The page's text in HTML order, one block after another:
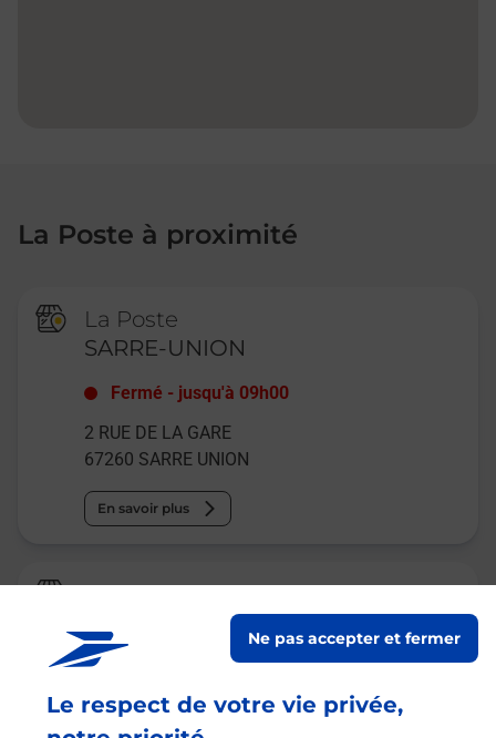
Le respect de votre vie privée,
Ne pas accepter et fermer
La Poste à proximité
La Poste
SARRE-UNION
Fermé - jusqu'à 09h00
2 RUE DE LA GARE
67260 SARRE UNION
En savoir plus
Relais Pickup
PEINTURE SENE
jusqu'à 14h00
3 RUE MAX KARCHER